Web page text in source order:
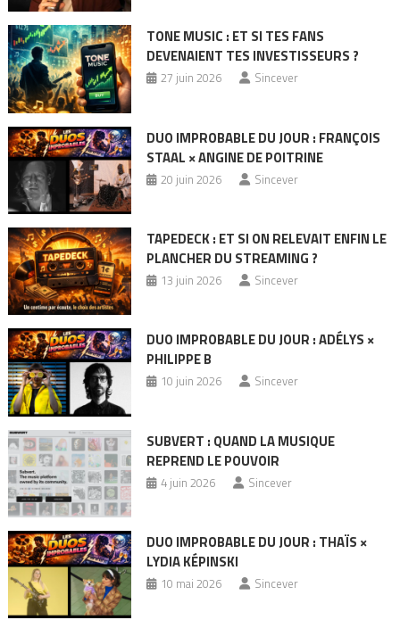
TONE MUSIC : ET SI TES FANS
DEVENAIENT TES INVESTISSEURS ?
27 juin 2026 Sincever
DUO IMPROBABLE DU JOUR : FRANÇOIS
STAAL × ANGINE DE POITRINE
20 juin 2026 Sincever
TAPEDECK : ET SI ON RELEVAIT ENFIN LE
PLANCHER DU STREAMING ?
13 juin 2026 Sincever
DUO IMPROBABLE DU JOUR : ADÉLYS ×
PHILIPPE B
10 juin 2026 Sincever
SUBVERT : QUAND LA MUSIQUE
REPREND LE POUVOIR
4 juin 2026 Sincever
DUO IMPROBABLE DU JOUR : THAÏS ×
LYDIA KÉPINSKI
10 mai 2026 Sincever